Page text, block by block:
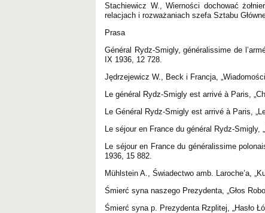
Stachiewicz W., Wierności dochować
relacjach i rozważaniach szefa Sztabu
Prasa
Général Rydz-Smigly, généralissime de
IX 1936, 12 728.
Jędrzejewicz W., Beck i Francja,
Le général Rydz-Smigly est arrivé à Paris,
Le Général Rydz-Smigly est arrivé à Paris,
Le séjour en France du général Rydz-Smigly,
Le séjour en France du généralissime
1936, 15 882.
Mühlstein A., Świadectwo amb. Laroche’a,
Śmierć syna naszego Prezydenta, „Głos
Śmierć syna p. Prezydenta Rzplitej, „Hasło